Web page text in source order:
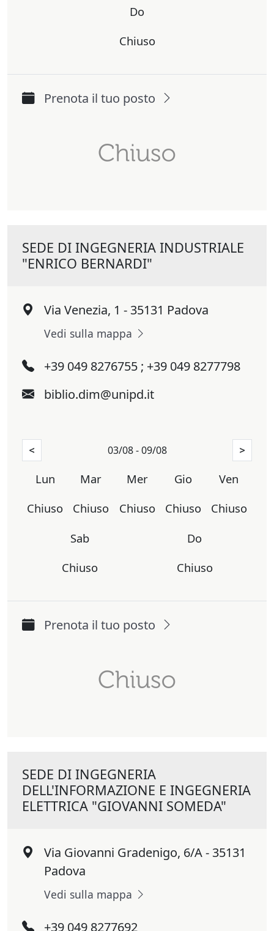
Do
Chiuso
Prenota il tuo posto
SEDE DI INGEGNERIA INDUSTRIALE
"ENRICO BERNARDI"
Via Venezia, 1 - 35131 Padova
Vedi sulla mappa
+39 049 8276755 ; +39 049 8277798
biblio.dim@unipd.it
>
< 03/08 - 09/08
Lun
Chiuso
Mar
Chiuso
Mer
Chiuso
Gio
Chiuso
Ven
Chiuso
Sab
Chiuso
Do
Chiuso
Prenota il tuo posto
SEDE DI INGEGNERIA
DELL'INFORMAZIONE E INGEGNERIA
ELETTRICA "GIOVANNI SOMEDA"
Via Giovanni Gradenigo, 6/A - 35131
Padova
Vedi sulla mappa
+39 049 8277692